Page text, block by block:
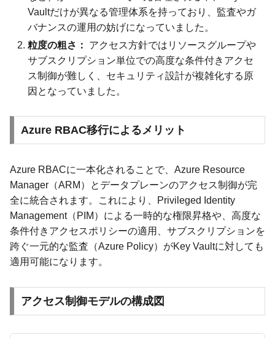
Vaultだけが異なる管理体系を持っており、監査やガ
バナンスの運用の妨げになっていました。
粒度の粗さ：
アクセス方針ではリソースグループや
サブスクリプション単位での高度な条件付きアクセ
ス制御が難しく、セキュリティ設計が複雑化する原
因となっていました。
Azure RBAC移行によるメリット
Azure RBACに一本化されることで、Azure Resource
Manager（ARM）とデータプレーンのアクセス制御が完
全に統合されます。これにより、Privileged Identity
Management（PIM）による一時的な権限昇格や、高度な
条件付きアクセスポリシーの適用、サブスクリプションを
跨ぐ一元的な監査（Azure Policy）がKey Vaultに対しても
適用可能になります。
アクセス制御モデルの構成図